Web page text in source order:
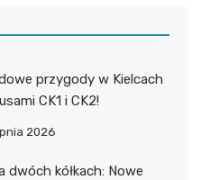
przygody w Kielcach
CK1 i CK2!
2026
dwóch kółkach: Nowe